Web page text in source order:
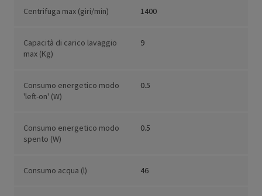
Centrifuga max (giri/min) 1400
Capacità di carico lavaggio
max (Kg)
9
Consumo energetico modo
'left-on' (W)
0.5
Consumo energetico modo
spento (W)
0.5
Consumo acqua (l) 46